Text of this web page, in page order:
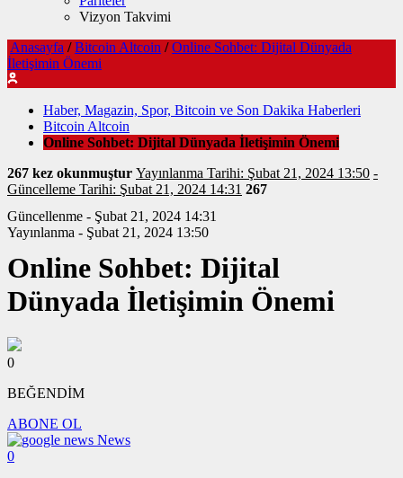
Vizyon Takvimi
Anasayfa / Bitcoin Altcoin / Online Sohbet: Dijital Dünyada
İletişimin Önemi
Haber, Magazin, Spor, Bitcoin ve Son Dakika Haberleri
Bitcoin Altcoin
Online Sohbet: Dijital Dünyada İletişimin Önemi
267 kez okunmuştur Yayınlanma Tarihi: Şubat 21, 2024 13:50 -
Güncelleme Tarihi: Şubat 21, 2024 14:31 267
Güncellenme - Şubat 21, 2024 14:31
Yayınlanma - Şubat 21, 2024 13:50
Online Sohbet: Dijital
Dünyada İletişimin Önemi
0
BEĞENDİM
ABONE OL
News
0